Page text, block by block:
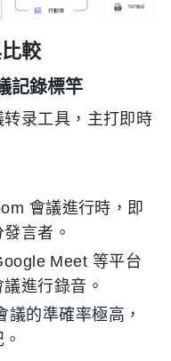
較
記錄標竿
录工具，主打即時
會議進行時，即
言者。
Meet 等平台
進行錄音。
議的準確率極高，